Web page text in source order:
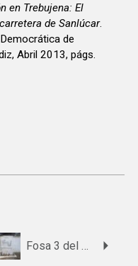
en Trebujena: El
de Sanlúcar.
de
Abril 2013, págs.
Fosa 3 del cementerio de Trebujena